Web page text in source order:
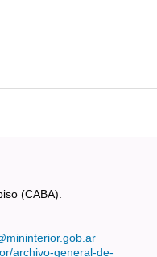
(CABA).
archivo-general-de-